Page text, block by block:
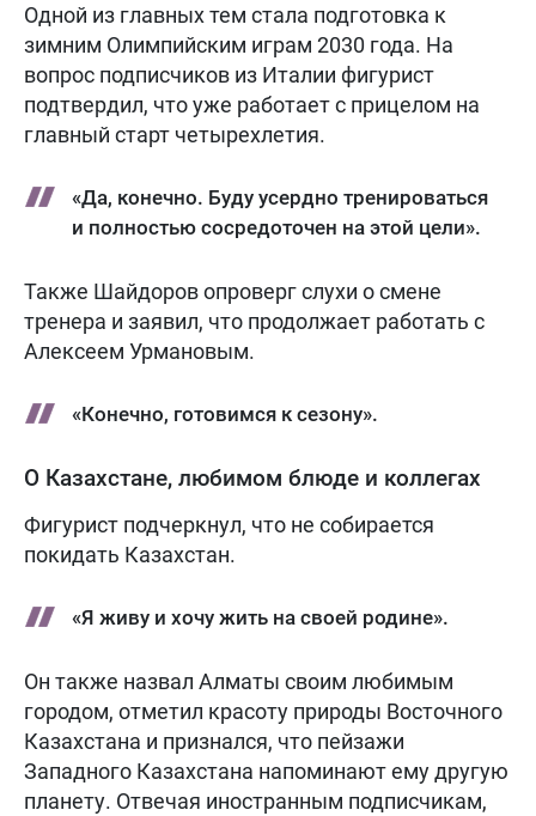
Одной из главных тем стала подготовка к
зимним Олимпийским играм 2030 года. На
вопрос подписчиков из Италии фигурист
подтвердил, что уже работает с прицелом на
главный старт четырехлетия.
«Да, конечно. Буду усердно тренироваться
и полностью сосредоточен на этой цели».
Также Шайдоров опроверг слухи о смене
тренера и заявил, что продолжает работать с
Алексеем Урмановым.
«Конечно, готовимся к сезону».
О Казахстане, любимом блюде и коллегах
Фигурист подчеркнул, что не собирается
покидать Казахстан.
«Я живу и хочу жить на своей родине».
Он также назвал Алматы своим любимым
городом, отметил красоту природы Восточного
Казахстана и признался, что пейзажи
Западного Казахстана напоминают ему другую
планету. Отвечая иностранным подписчикам,